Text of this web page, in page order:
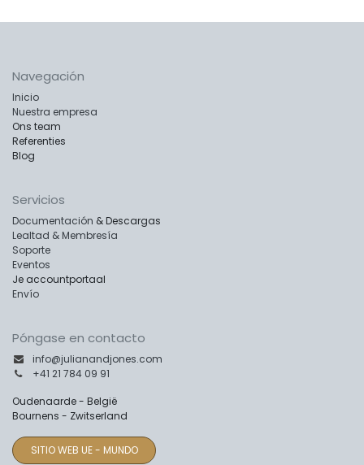
Navegación
Inicio
Nuestra empresa
Ons team
Referenties
Blog
Servicios
Documentación & Descargas
Lealtad & Membresía
Soporte
Eventos
Je accountportaal
Envío
Póngase en contacto
info@julianandjones.com
+41 21 784 09 91
Oudenaarde - België
Bournens - Zwitserland
SITIO WEB UE - MUNDO